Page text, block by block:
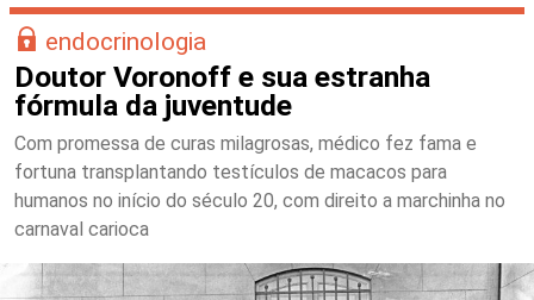
endocrinologia
Doutor Voronoff e sua estranha
fórmula da juventude
Com promessa de curas milagrosas, médico fez fama e
fortuna transplantando testículos de macacos para
humanos no início do século 20, com direito a marchinha no
carnaval carioca